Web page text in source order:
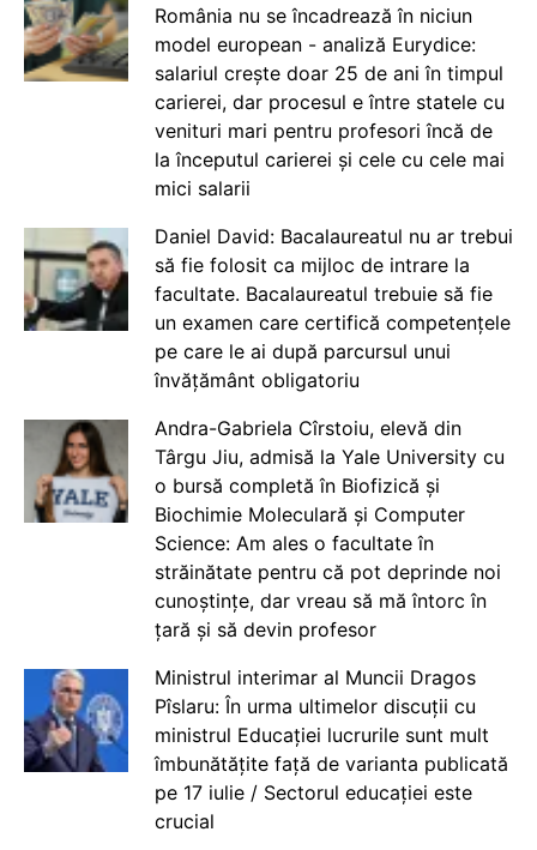
România nu se încadrează în niciun
model european - analiză Eurydice:
salariul crește doar 25 de ani în timpul
carierei, dar procesul e între statele cu
venituri mari pentru profesori încă de
la începutul carierei și cele cu cele mai
mici salarii
Daniel David: Bacalaureatul nu ar trebui
să fie folosit ca mijloc de intrare la
facultate. Bacalaureatul trebuie să fie
un examen care certifică competențele
pe care le ai după parcursul unui
învățământ obligatoriu
Andra-Gabriela Cîrstoiu, elevă din
Târgu Jiu, admisă la Yale University cu
o bursă completă în Biofizică și
Biochimie Moleculară și Computer
Science: Am ales o facultate în
străinătate pentru că pot deprinde noi
cunoștințe, dar vreau să mă întorc în
țară și să devin profesor
Ministrul interimar al Muncii Dragos
Pîslaru: În urma ultimelor discuții cu
ministrul Educației lucrurile sunt mult
îmbunătățite față de varianta publicată
pe 17 iulie / Sectorul educației este
crucial